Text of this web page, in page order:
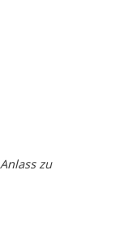
zu